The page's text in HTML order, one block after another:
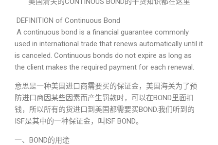
DEFINITION of Continuous Bond
A continuous bond is a financial guarantee commonly
used in international trade that renews automatically until it
is canceled. Continuous bonds do not expire as long as
the client makes the required payment for each renewal.
意思是一种美国进口商需要买的保证金，美国海关为了预
防进口商因某些因素而产生罚款时，可以在BOND里面扣
钱，所以所有的货进口到美国都需要买BOND.我们听到的
ISF是其中的一种保证金，叫ISF BOND。
一、BOND的用途